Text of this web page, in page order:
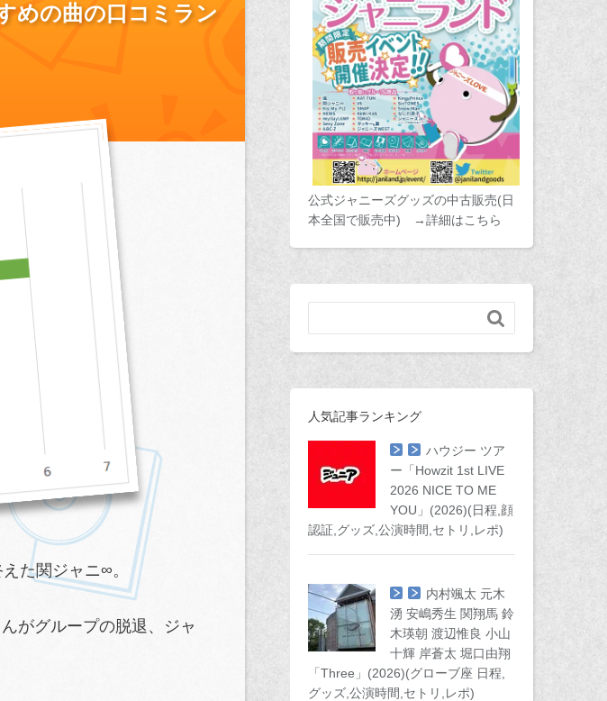
めの曲の口コミラン
た関ジャニ∞。
がグループの脱退、ジャ
公式ジャニーズグッズの中古販売(日
本全国で販売中) →詳細はこちら

人気記事ランキング
ハウジー ツア
ー「Howzit 1st LIVE
2026 NICE TO ME
YOU」(2026)(日程,顔
認証,グッズ,公演時間,セトリ,レポ)
内村颯太 元木
湧 安嶋秀生 関翔馬 鈴
木瑛朝 渡辺惟良 小山
十輝 岸蒼太 堀口由翔
「Three」(2026)(グローブ座 日程,
グッズ,公演時間,セトリ,レポ)